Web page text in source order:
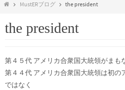
MustERブログ the president
the president
第４５代 アメリカ合衆国大統領がまも
第４４代 アメリカ合衆国大統領は初の
ではなく